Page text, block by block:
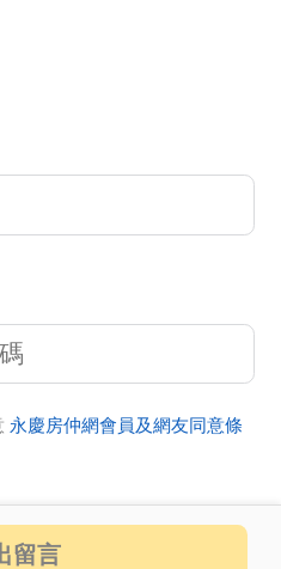
永慶房仲網會員及網友同意條
留言